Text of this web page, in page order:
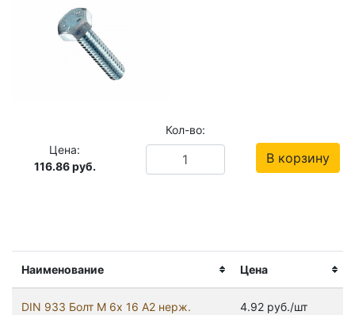
Наименование Цена
DIN 933 Болт М 6х 16 А2 нерж. 4.92 руб./шт
Цена:
116.86руб.
Кол-во:
В корзину